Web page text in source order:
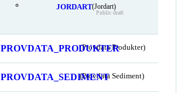
JORDART(Jordart)
Public draft
PROVDATA_PRODUKTER
(Provdata Produkter)
PROVDATA_SEDIMENT(Provdata Sediment)